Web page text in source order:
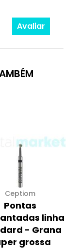
Avaliar
Ceptiom
Pontas
linha
- Grana
grossa